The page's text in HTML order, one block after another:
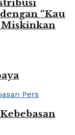
“Kau
Miskinkan